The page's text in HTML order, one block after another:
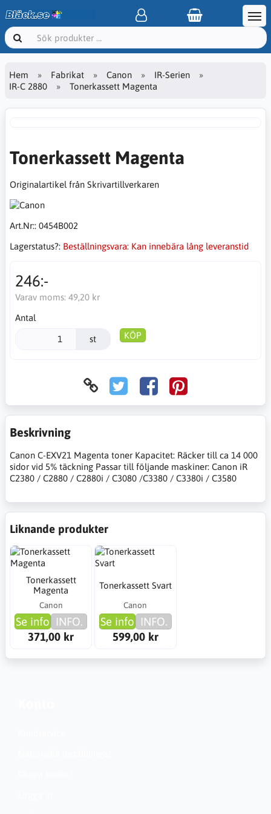
Hem Fabrikat Canon
IR-Serien
IR-C 2880
Tonerkassett Magenta
Tonerkassett Magenta
Originalartikel från Skrivartillverkaren
Art.Nr:: 0454B002
Lagerstatus?: Beställningsvara: Kan innebära lång leveranstid
246:-
Varav moms: 49,20 kr
Antal
st KÖP
Beskrivning
Canon C-EXV21 Magenta toner Kapacitet: Räcker till ca 14 000
sidor vid 5% täckning Passar till följande maskiner: Canon iR
C2380 / C2880 / C2880i / C3080 /C3380 / C3380i / C3580
Liknande produkter
Tonerkassett
Magenta
Canon
Se info INFO.
371,00 kr
Tonerkassett Svart
Canon
Se info INFO.
599,00 kr